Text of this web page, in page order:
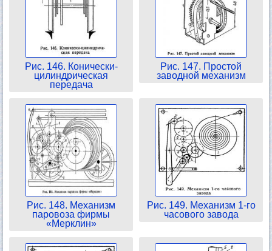
Рис. 146. Конически-
цилиндрическая
передача
Рис. 147. Простой
заводной механизм
Рис. 148. Механизм
паровоза фирмы
«Мерклин»
Рис. 149. Механизм 1-го
часового завода